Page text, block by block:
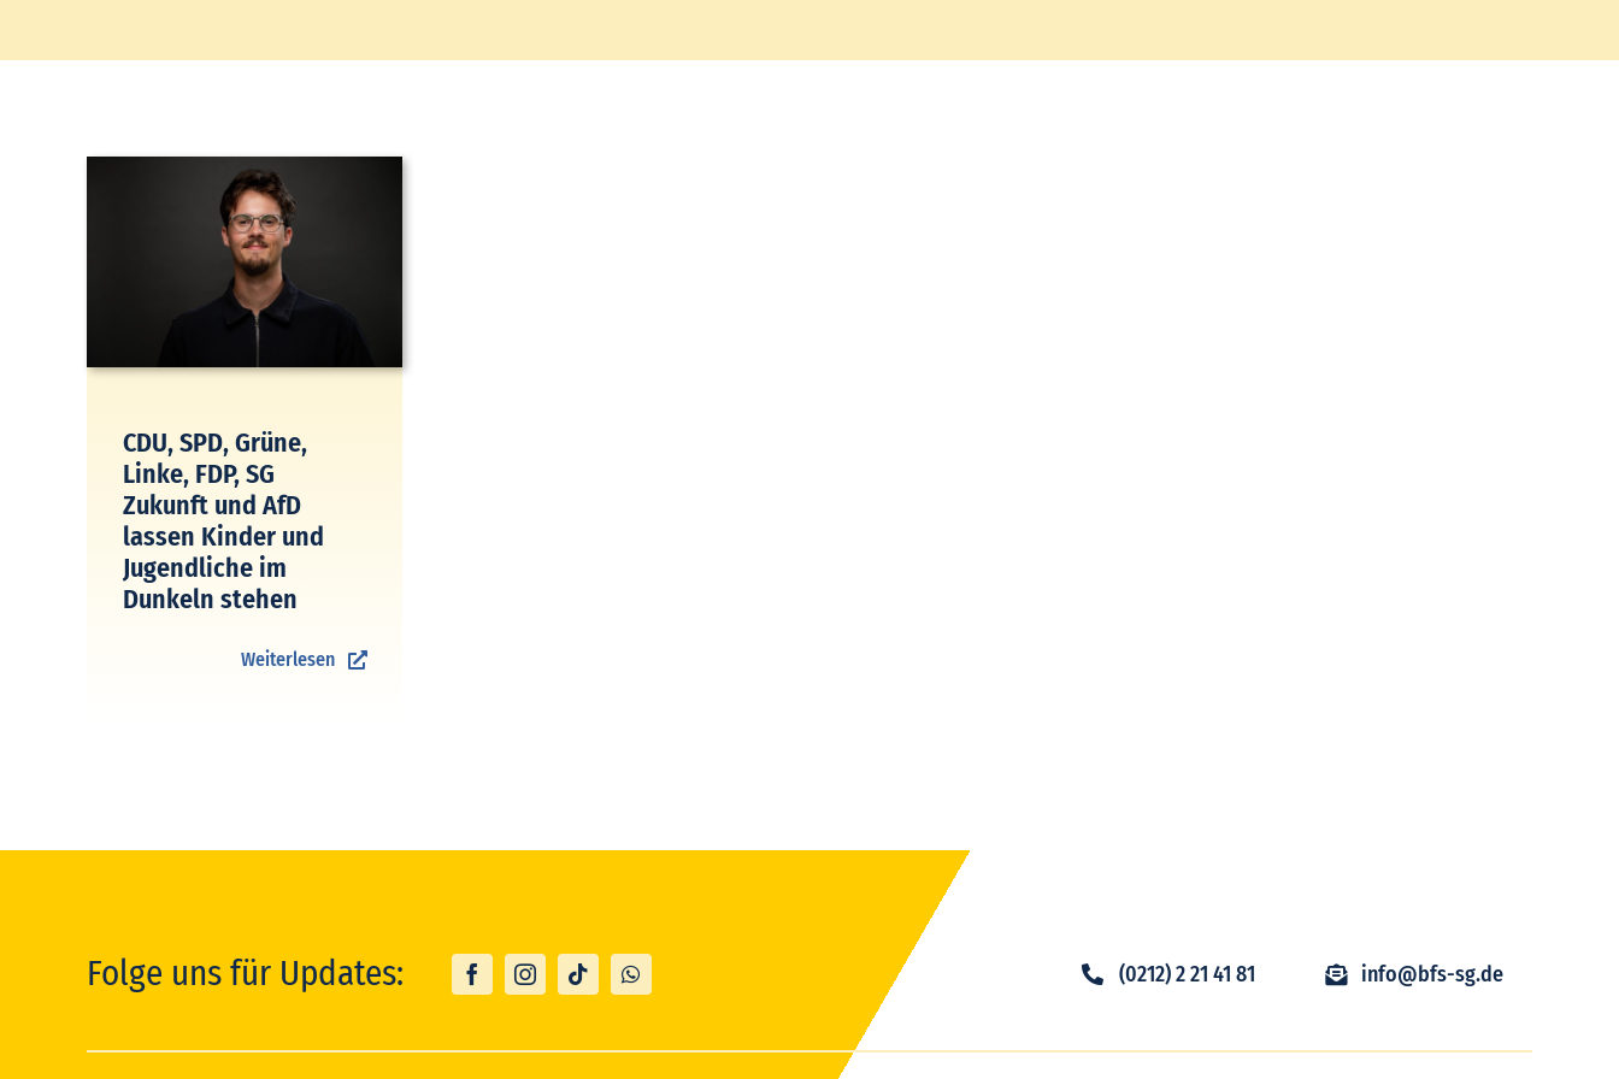
CDU, SPD, Grüne,
Linke, FDP, SG
Zukunft und AfD
lassen Kinder und
Jugendliche im
Dunkeln stehen
Weiterlesen
Folge uns für Updates: (0212) 2 21 41 81 info@bfs-sg.de